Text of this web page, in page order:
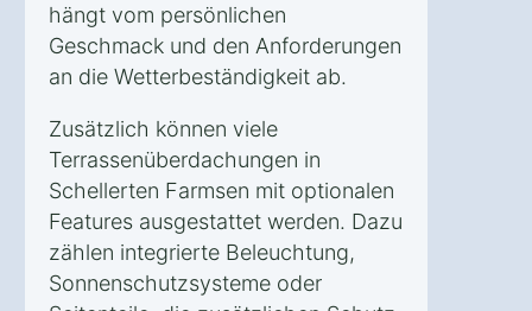
hängt vom persönlichen
Geschmack und den Anforderungen
an die Wetterbeständigkeit ab.
Zusätzlich können viele
Terrassenüberdachungen in
Schellerten Farmsen mit optionalen
Features ausgestattet werden. Dazu
zählen integrierte Beleuchtung,
Sonnenschutzsysteme oder